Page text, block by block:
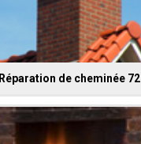
Réparation de cheminée 72